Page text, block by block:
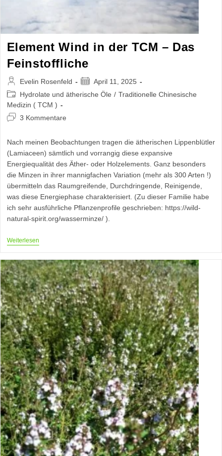
Element Wind in der TCM – Das
Feinstoffliche
Beitrags-
Autor:
Evelin Rosenfeld
Beitrag
veröffentlicht:
April 11, 2025
Beitrags-
Kategorie:
Hydrolate und ätherische Öle / Traditionelle Chinesische
Medizin ( TCM )
Beitrags-3 Kommentare
Nach meinen Beobachtungen tragen die ätherischen Lippenblütler
(Lamiaceen) sämtlich und vorrangig diese expansive
Energiequalität des Äther- oder Holzelements. Ganz besonders
die Minzen in ihrer mannigfachen Variation (mehr als 300 Arten !)
übermitteln das Raumgreifende, Durchdringende, Reinigende,
was diese Energiephase charakterisiert. (Zu dieser Familie habe
ich sehr ausführliche Pflanzenprofile geschrieben: https://wild-
natural-spirit.org/wasserminze/ ).
WeiterlesenElement
Der
TCM
–
Das
Feinstoffliche